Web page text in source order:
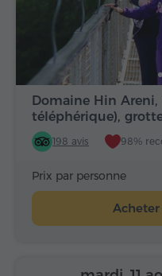
Domaine Hin
téléphérique),
198 avis 98%
Prix par personne